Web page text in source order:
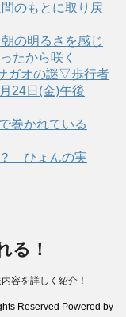
のもとに取り戻
の明るさを感じ
たから咲く
ガオの謎▽歩行者
24日(金)午後
巻かれている
？ ひょんの実
る！
容を詳しく紹介！
Reserved Powered by